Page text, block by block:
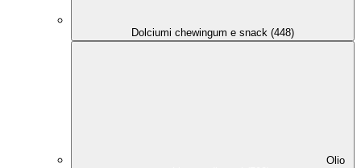
Dolciumi chewingum e snack (448)
Olio